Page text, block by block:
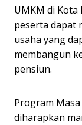
UMKM di
peserta dapat
usaha yang
membangun
pensiun.
Program
diharapkan